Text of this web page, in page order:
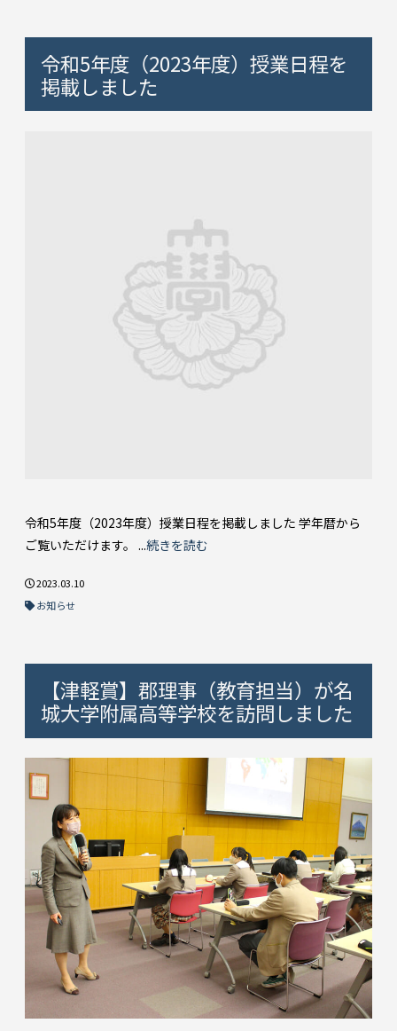
令和5年度（2023年度）授業日程を
掲載しました
令和5年度（2023年度）授業日程を掲載しました 学年暦から
ご覧いただけます。 ...続きを読む
2023.03.10
お知らせ
【津軽賞】郡理事（教育担当）が名
城大学附属高等学校を訪問しました